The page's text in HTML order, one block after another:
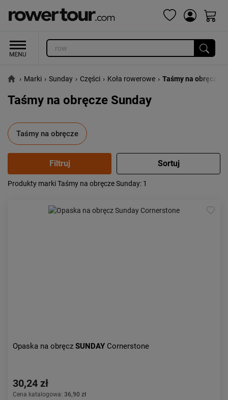
› Marki › Sunday › Części › Koła rowerowe › Taśmy na obręcze
Taśmy na obręcze Sunday
Taśmy na obręcze
Popularność:
od najwyższej
Produkty marki Taśmy na obręcze Sunday: 1
Opaska na obręcz SUNDAY Cornerstone
30,24 zł
Cena katalogowa: 36,90 zł